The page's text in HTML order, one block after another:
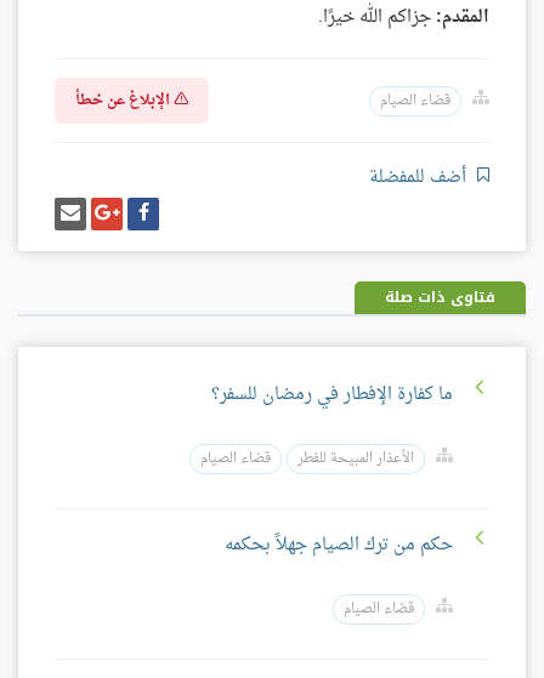
المقدم:جزاكم الله خيرًا.
قضاء الصيام الإبلاغ عن خطأ
أضف للمفضلة
شارك
على
فيسبوك
شارك
على
غوغل
بلس
إرسل
إيميل
فتاوى ذات صلة
ما كفارة الإفطار في رمضان للسفر؟
الأعذار المبيحة للفطر قضاء الصيام
حكم من ترك الصيام جهلاً بحكمه
قضاء الصيام